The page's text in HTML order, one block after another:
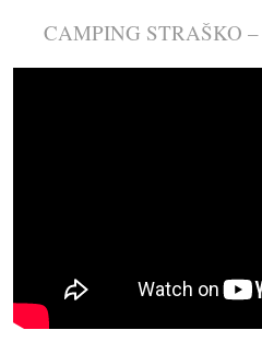
CAMPING STRAŠKO